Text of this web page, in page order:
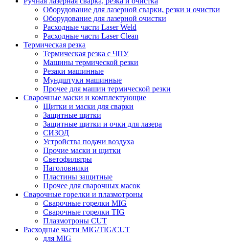
Оборудование для лазерной сварки, резки и очистки
Оборудование для лазерной очистки
Расходные части Laser Weld
Расходные части Laser Clean
Термическая резка
Термическая резка с ЧПУ
Машины термической резки
Резаки машинные
Мундштуки машинные
Прочее для машин термической резки
Сварочные маски и комплектующие
Щитки и маски для сварки
Защитные щитки
Защитные щитки и очки для лазера
СИЗОД
Устройства подачи воздуха
Прочие маски и щитки
Светофильтры
Наголовники
Пластины защитные
Прочее для сварочных масок
Сварочные горелки и плазмотроны
Сварочные горелки MIG
Сварочные горелки TIG
Плазмотроны CUT
Расходные части MIG/TIG/CUT
для MIG